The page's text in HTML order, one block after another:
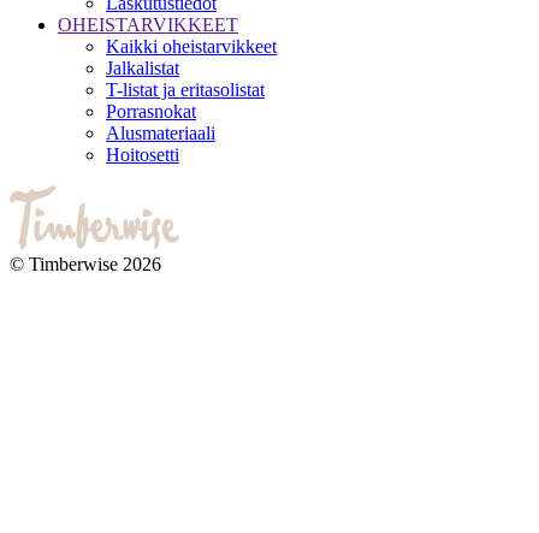
OHEISTARVIKKEET
Kaikki oheistarvikkeet
Jalkalistat
T-listat ja eritasolistat
Porrasnokat
Alusmateriaali
Hoitosetti
© Timberwise 2026